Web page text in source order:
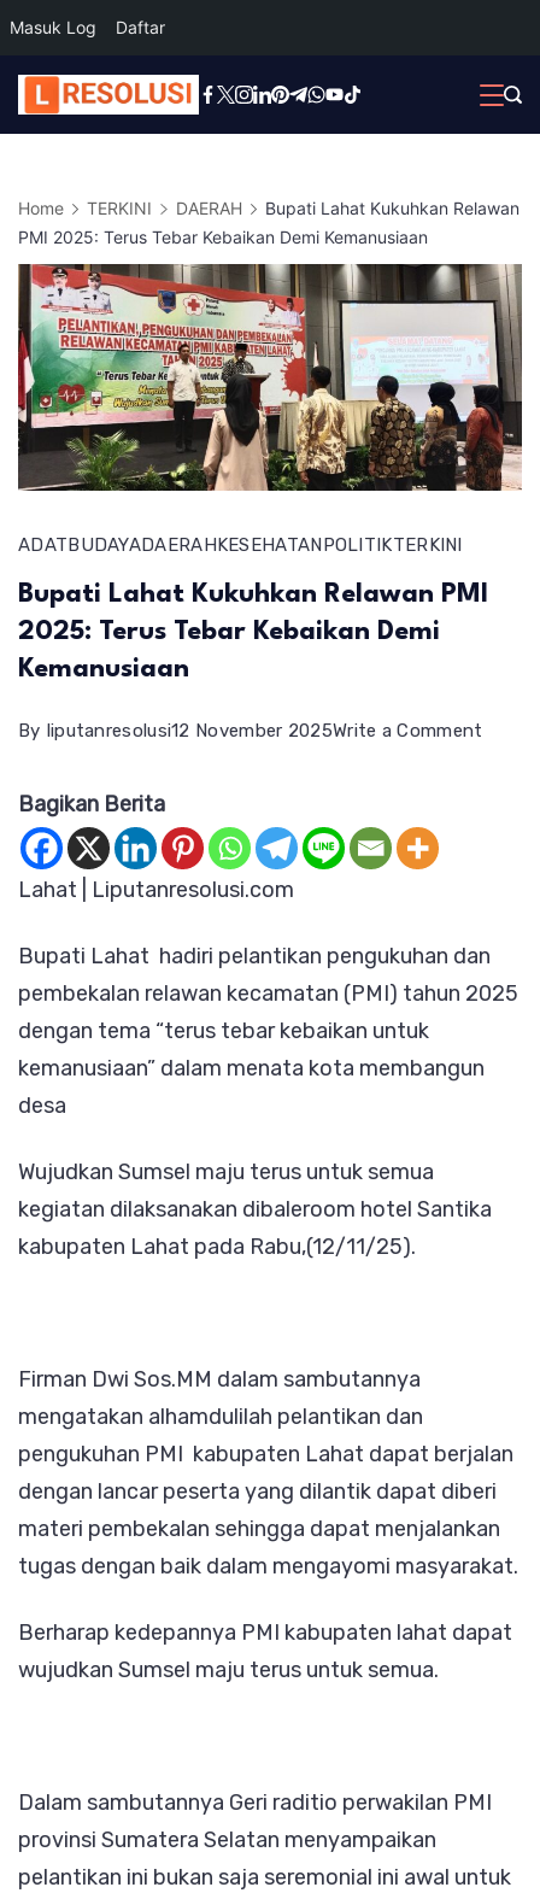
Masuk Log Daftar
Skip
to
Home TERKINI DAERAH
Bupati Lahat Kukuhkan Relawan
PMI 2025: Terus Tebar Kebaikan Demi Kemanusiaan
ADAT BUDAYADAERAH KESEHATAN POLITIKTERKINI
Bupati Lahat Kukuhkan Relawan PMI
2025: Terus Tebar Kebaikan Demi
Kemanusiaan
By liputanresolusi12 November 2025Write a Comment
2025:
Terus
Bagikan Berita
Lahat | Liputanresolusi.com
Bupati Lahat hadiri pelantikan pengukuhan dan
pembekalan relawan kecamatan (PMI) tahun 2025
dengan tema “terus tebar kebaikan untuk
kemanusiaan” dalam menata kota membangun
desa
Wujudkan Sumsel maju terus untuk semua
kegiatan dilaksanakan dibaleroom hotel Santika
kabupaten Lahat pada Rabu,(12/11/25).
Firman Dwi Sos.MM dalam sambutannya
mengatakan alhamdulilah pelantikan dan
pengukuhan PMI kabupaten Lahat dapat berjalan
dengan lancar peserta yang dilantik dapat diberi
materi pembekalan sehingga dapat menjalankan
tugas dengan baik dalam mengayomi masyarakat.
Berharap kedepannya PMI kabupaten lahat dapat
wujudkan Sumsel maju terus untuk semua.
Dalam sambutannya Geri raditio perwakilan PMI
provinsi Sumatera Selatan menyampaikan
pelantikan ini bukan saja seremonial ini awal untuk